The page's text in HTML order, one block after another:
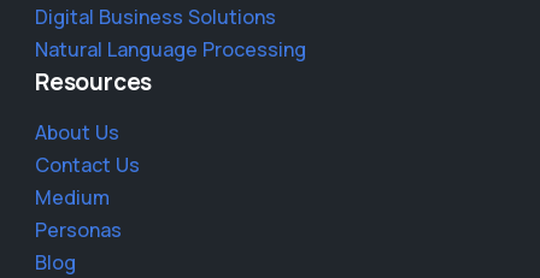
Digital Business Solutions
Natural Language Processing
Resources
About Us
Contact Us
Medium
Personas
Blog